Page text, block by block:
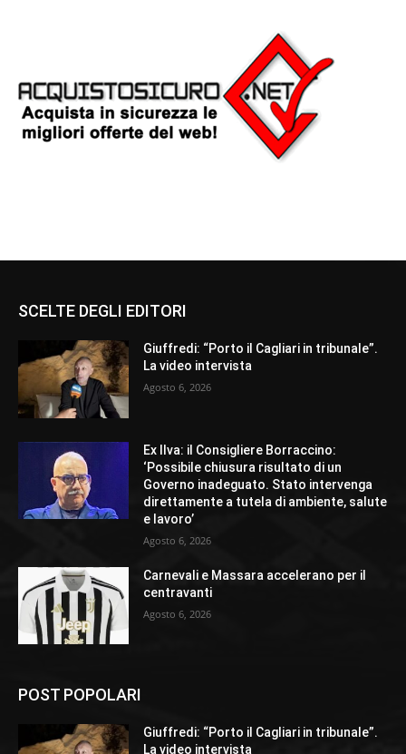
SCELTE DEGLI EDITORI
Giuffredi: “Porto il Cagliari in tribunale”.
La video intervista
Agosto 6, 2026
Ex Ilva: il Consigliere Borraccino:
‘Possibile chiusura risultato di un
Governo inadeguato. Stato intervenga
direttamente a tutela di ambiente, salute
e lavoro’
Agosto 6, 2026
Carnevali e Massara accelerano per il
centravanti
Agosto 6, 2026
POST POPOLARI
Giuffredi: “Porto il Cagliari in tribunale”.
La video intervista